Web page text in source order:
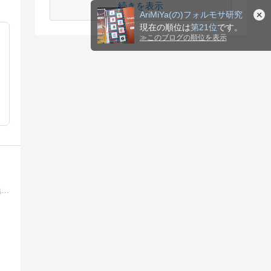
AriMiYa(の)フォルモサ研究
現在の順位は第21位です。
≫ このブログの順位を表示
続きを表示